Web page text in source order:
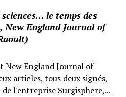
le temps des
England Journal of
New England Journal of
articles, tous deux signés,
l'entreprise Surgisphere,...